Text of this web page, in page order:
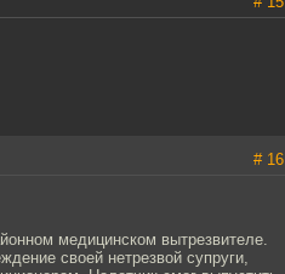
# 16
медицинском вытрезвителе.
своей нетрезвой супруги,